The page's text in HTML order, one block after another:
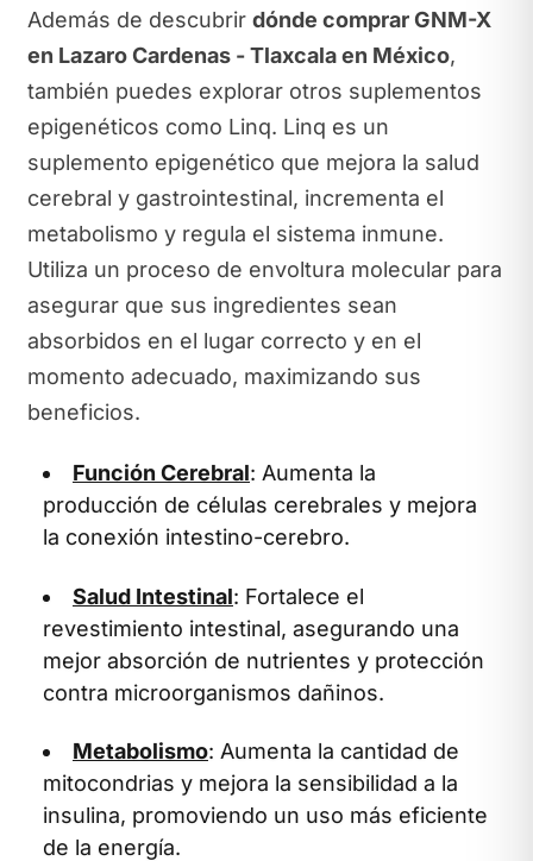
Además de descubrir dónde comprar GNM-X
en Lazaro Cardenas - Tlaxcala en México,
también puedes explorar otros suplementos
epigenéticos como Linq. Linq es un
suplemento epigenético que mejora la salud
cerebral y gastrointestinal, incrementa el
metabolismo y regula el sistema inmune.
Utiliza un proceso de envoltura molecular para
asegurar que sus ingredientes sean
absorbidos en el lugar correcto y en el
momento adecuado, maximizando sus
beneficios.
Función Cerebral: Aumenta la
producción de células cerebrales y mejora
la conexión intestino-cerebro.
Salud Intestinal: Fortalece el
revestimiento intestinal, asegurando una
mejor absorción de nutrientes y protección
contra microorganismos dañinos.
Metabolismo: Aumenta la cantidad de
mitocondrias y mejora la sensibilidad a la
insulina, promoviendo un uso más eficiente
de la energía.